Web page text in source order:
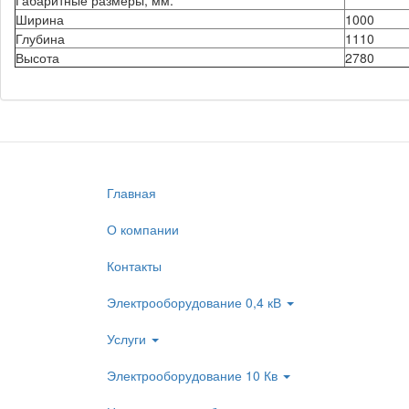
Ширина
1000
Глубина
1110
Высота
2780
Главная
О компании
Контакты
Электрооборудование 0,4 кВ
Услуги
Электрооборудование 10 Кв